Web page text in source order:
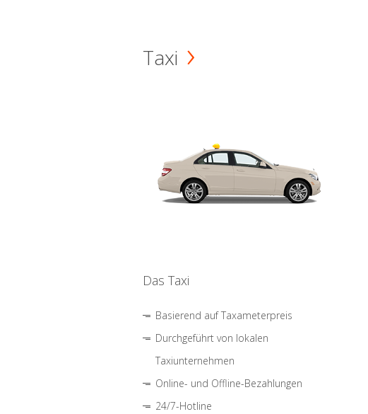
Taxi
Das Taxi
Basierend auf Taxameterpreis
Durchgeführt von lokalen
Taxiunternehmen
Online- und Offline-Bezahlungen
24/7-Hotline